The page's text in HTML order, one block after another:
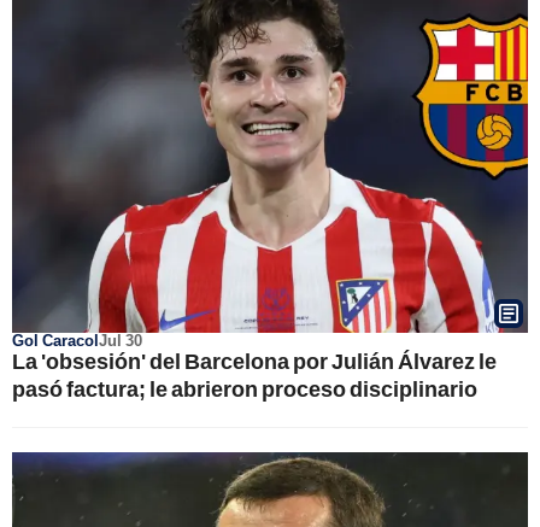
Gol CaracolJul 30
La 'obsesión' del Barcelona por Julián Álvarez le
pasó factura; le abrieron proceso disciplinario